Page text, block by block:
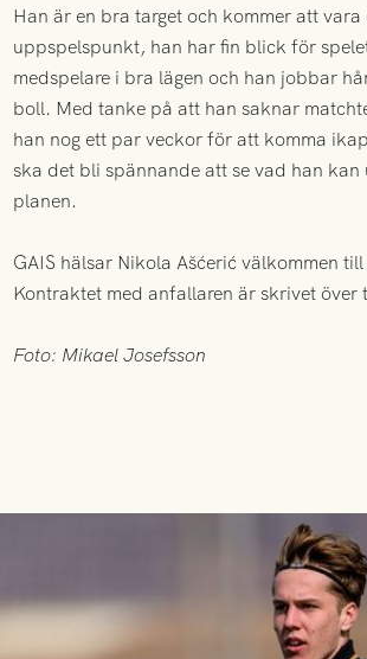
Han är en bra target och kommer att vara
uppspelspunkt, han har fin blick för
medspelare i bra lägen och han jobbar
boll. Med tanke på att han saknar
han nog ett par veckor för att komma
ska det bli spännande att se vad han
planen.
GAIS hälsar Nikola Ašćerić välkommen
Kontraktet med anfallaren är skrivet över
Foto: Mikael Josefsson